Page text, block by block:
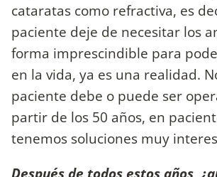
cataratas como refractiva, es
paciente deje de necesitar los
forma imprescindible para
en la vida, ya es una realidad.
paciente debe o puede ser
partir de los 50 años, en
tenemos soluciones muy